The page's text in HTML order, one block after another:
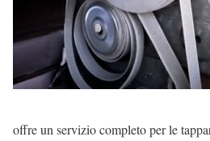
offre un servizio completo per le